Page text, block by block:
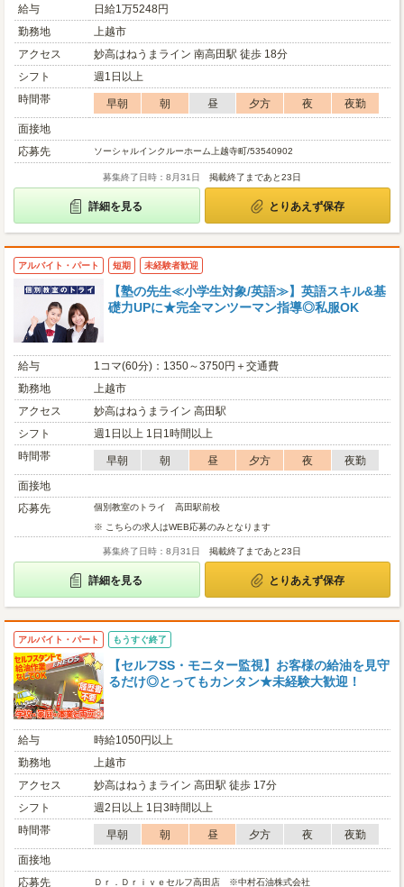
給与
日給1万5248円
勤務地
上越市
アクセス
妙高はねうまライン 南高田駅 徒歩 18分
シフト
週1日以上
時間帯
早朝 朝 昼 夕方 夜
夜勤
面接地
応募先
ソーシャルインクルーホーム上越寺町/53540902
募集終了日時：8月31日 掲載終了まであと23日
詳細を見る とりあえず保存
アルバイト・パート 短期 未経験者歓迎
【塾の先生≪小学生対象/英語≫】英語スキル&基
礎力UPに★完全マンツーマン指導◎私服OK
給与
1コマ(60分)：1350～3750円＋交通費
勤務地
上越市
アクセス
妙高はねうまライン 高田駅
シフト
週1日以上 1日1時間以上
時間帯
早朝 朝 昼 夕方 夜
夜勤
面接地
応募先
個別教室のトライ 高田駅前校
※ こちらの求人はWEB応募のみとなります
募集終了日時：8月31日 掲載終了まであと23日
詳細を見る とりあえず保存
アルバイト・パート もうすぐ終了
【セルフSS・モニター監視】お客様の給油を見守
るだけ◎とってもカンタン★未経験大歓迎！
給与
時給1050円以上
勤務地
上越市
アクセス
妙高はねうまライン 高田駅 徒歩 17分
シフト
週2日以上 1日3時間以上
時間帯
早朝 朝 昼 夕方 夜
夜勤
面接地
応募先
Ｄｒ．Ｄｒｉｖｅセルフ高田店 ※中村石油株式会社